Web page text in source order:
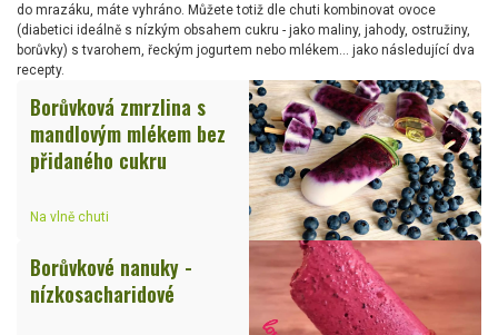
do mrazáku, máte vyhráno. Můžete totiž dle chuti kombinovat ovoce
(diabetici ideálně s nízkým obsahem cukru - jako maliny, jahody, ostružiny,
borůvky) s tvarohem, řeckým jogurtem nebo mlékem... jako následující dva
recepty.
Borůvková zmrzlina s
mandlovým mlékem bez
přidaného cukru
Na vlně chuti
Borůvkové nanuky -
nízkosacharidové